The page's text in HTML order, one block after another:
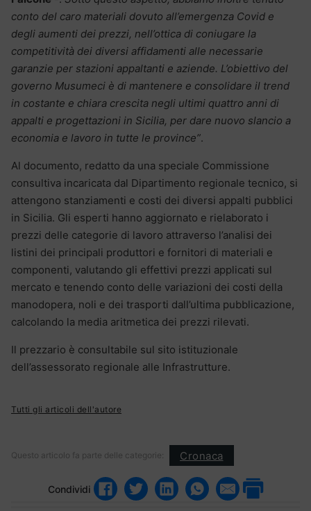
conto del caro materiali dovuto all’emergenza Covid e
degli aumenti dei prezzi, nell’ottica di coniugare la
competitività dei diversi affidamenti alle necessarie
garanzie per stazioni appaltanti e aziende. L’obiettivo del
governo Musumeci è di mantenere e consolidare il trend
in costante e chiara crescita negli ultimi quattro anni di
appalti e progettazioni in Sicilia, per dare nuovo slancio a
economia e lavoro in tutte le province”.
Al documento, redatto da una speciale Commissione
consultiva incaricata dal Dipartimento regionale tecnico, si
attengono stanziamenti e costi dei diversi appalti pubblici
in Sicilia. Gli esperti hanno aggiornato e rielaborato i
prezzi delle categorie di lavoro attraverso l’analisi dei
listini dei principali produttori e fornitori di materiali e
componenti, valutando gli effettivi prezzi applicati sul
mercato e tenendo conto delle variazioni dei costi della
manodopera, noli e dei trasporti dall’ultima pubblicazione,
calcolando la media aritmetica dei prezzi rilevati.
Il prezzario è consultabile sul sito istituzionale
dell’assessorato regionale alle Infrastrutture.
Tutti gli articoli dell'autore
Questo articolo fa parte delle categorie: Cronaca
Condividi